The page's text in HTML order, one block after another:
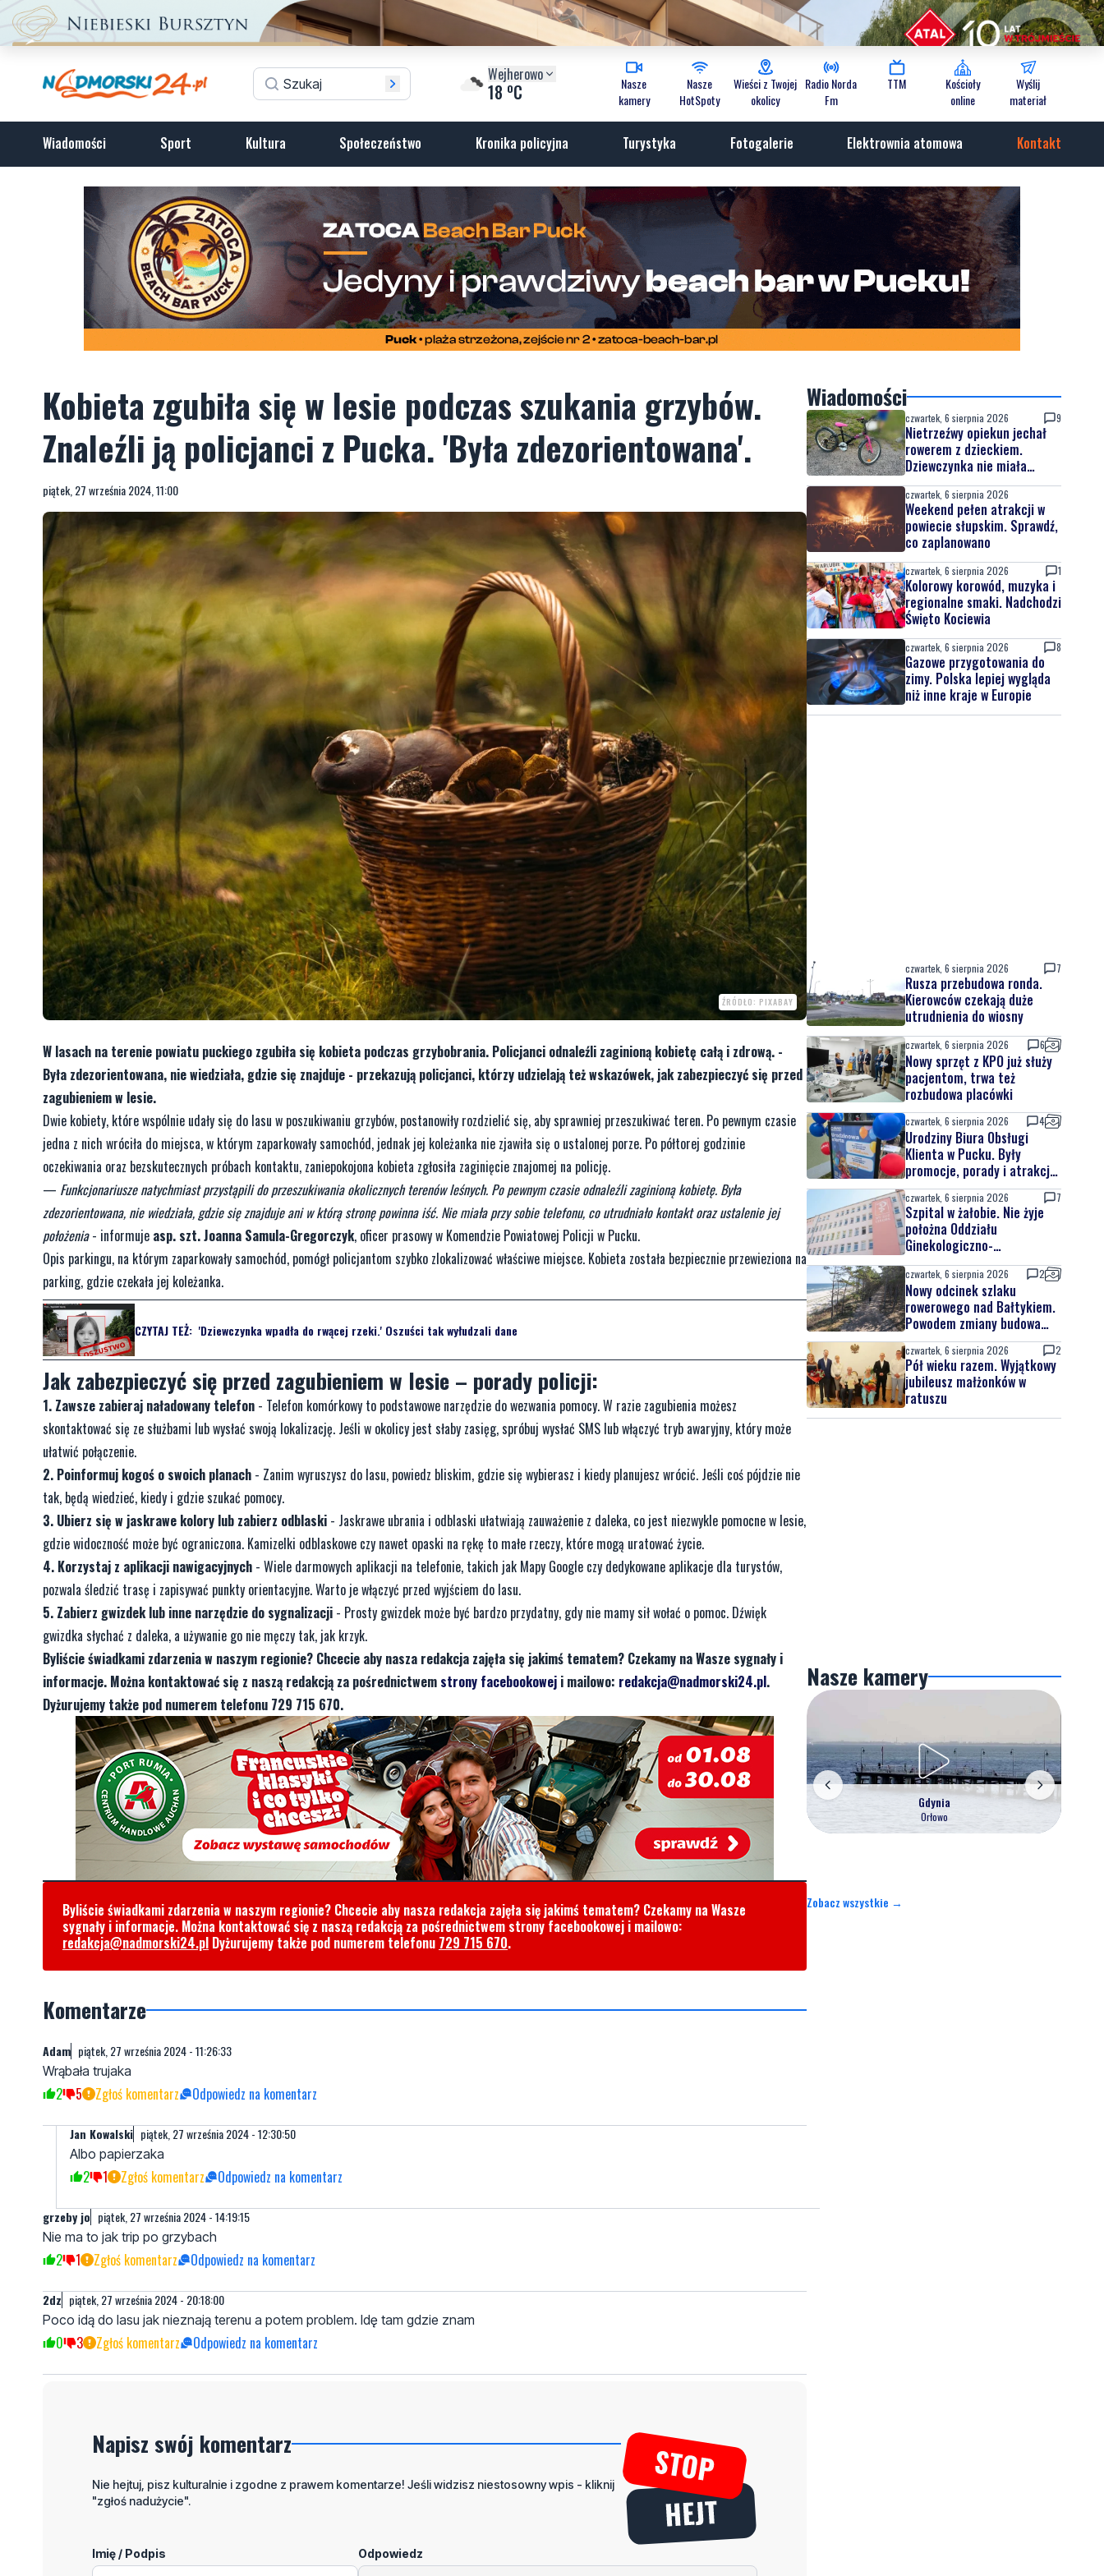
Wejherowo
18 oC
Nasze
kamery
Nasze
HotSpoty
Wieści z Twojej
okolicy
Radio Norda
Fm
TTM
Kościoły
online
Wyślij
materiał
Wiadomości Sport Kultura Społeczeństwo Kronika policyjna Turystyka Fotogalerie Elektrownia atomowa Kontakt
Kobieta zgubiła się w lesie podczas szukania grzybów.
Znaleźli ją policjanci z Pucka. 'Była zdezorientowana'.
piątek, 27 września 2024, 11:00
ŹRÓDŁO: PIXABAY
W lasach na terenie powiatu puckiego zgubiła się kobieta podczas grzybobrania. Policjanci odnaleźli zaginioną kobietę całą i zdrową. -
Była zdezorientowana, nie wiedziała, gdzie się znajduje - przekazują policjanci, którzy udzielają też wskazówek, jak zabezpieczyć się przed
zagubieniem w lesie.
Dwie kobiety, które wspólnie udały się do lasu w poszukiwaniu grzybów, postanowiły rozdzielić się, aby sprawniej przeszukiwać teren. Po pewnym czasie
jedna z nich wróciła do miejsca, w którym zaparkowały samochód, jednak jej koleżanka nie zjawiła się o ustalonej porze. Po półtorej godzinie
oczekiwania oraz bezskutecznych próbach kontaktu, zaniepokojona kobieta zgłosiła zaginięcie znajomej na policję.
— Funkcjonariusze natychmiast przystąpili do przeszukiwania okolicznych terenów leśnych. Po pewnym czasie odnaleźli zaginioną kobietę. Była
zdezorientowana, nie wiedziała, gdzie się znajduje ani w którą stronę powinna iść. Nie miała przy sobie telefonu, co utrudniało kontakt oraz ustalenie jej
położenia- informuje asp. szt. Joanna Samula-Gregorczyk, oficer prasowy w Komendzie Powiatowej Policji w Pucku.
Opis parkingu, na którym zaparkowały samochód, pomógł policjantom szybko zlokalizować właściwe miejsce. Kobieta została bezpiecznie przewieziona na
parking, gdzie czekała jej koleżanka.
CZYTAJ TEŻ: 'Dziewczynka wpadła do rwącej rzeki.' Oszuści tak wyłudzali dane
Jak zabezpieczyć się przed zagubieniem w lesie – porady policji:
1. Zawsze zabieraj naładowany telefon - Telefon komórkowy to podstawowe narzędzie do wezwania pomocy. W razie zagubienia możesz
skontaktować się ze służbami lub wysłać swoją lokalizację. Jeśli w okolicy jest słaby zasięg, spróbuj wysłać SMS lub włączyć tryb awaryjny, który może
ułatwić połączenie.
2. Poinformuj kogoś o swoich planach - Zanim wyruszysz do lasu, powiedz bliskim, gdzie się wybierasz i kiedy planujesz wrócić. Jeśli coś pójdzie nie
tak, będą wiedzieć, kiedy i gdzie szukać pomocy.
3. Ubierz się w jaskrawe kolory lub zabierz odblaski - Jaskrawe ubrania i odblaski ułatwiają zauważenie z daleka, co jest niezwykle pomocne w lesie,
gdzie widoczność może być ograniczona. Kamizelki odblaskowe czy nawet opaski na rękę to małe rzeczy, które mogą uratować życie.
4. Korzystaj z aplikacji nawigacyjnych - Wiele darmowych aplikacji na telefonie, takich jak Mapy Google czy dedykowane aplikacje dla turystów,
pozwala śledzić trasę i zapisywać punkty orientacyjne. Warto je włączyć przed wyjściem do lasu.
5. Zabierz gwizdek lub inne narzędzie do sygnalizacji - Prosty gwizdek może być bardzo przydatny, gdy nie mamy sił wołać o pomoc. Dźwięk
gwizdka słychać z daleka, a używanie go nie męczy tak, jak krzyk.
Byliście świadkami zdarzenia w naszym regionie? Chcecie aby nasza redakcja zajęła się jakimś tematem? Czekamy na Wasze sygnały i
informacje. Można kontaktować się z naszą redakcją za pośrednictwem strony facebookowej i mailowo: redakcja@nadmorski24.pl.
Dyżurujemy także pod numerem telefonu 729 715 670.
Byliście świadkami zdarzenia w naszym regionie? Chcecie aby nasza redakcja zajęła się jakimś tematem? Czekamy na Wasze
sygnały i informacje. Można kontaktować się z naszą redakcją za pośrednictwem strony facebookowej i mailowo:
redakcja@nadmorski24.pl Dyżurujemy także pod numerem telefonu 729 715 670.
Komentarze
Adam piątek, 27 września 2024 - 11:26:33
Wrąbała trujaka
2 5 Zgłoś komentarz Odpowiedz na komentarz
Jan Kowalski piątek, 27 września 2024 - 12:30:50
Albo papierzaka
2 1 Zgłoś komentarz Odpowiedz na komentarz
grzeby jo piątek, 27 września 2024 - 14:19:15
Nie ma to jak trip po grzybach
2 1 Zgłoś komentarz Odpowiedz na komentarz
2dz piątek, 27 września 2024 - 20:18:00
Poco idą do lasu jak nieznają terenu a potem problem. Idę tam gdzie znam
0 3 Zgłoś komentarz Odpowiedz na komentarz
Napisz swój komentarz
Nie hejtuj, pisz kulturalnie i zgodne z prawem komentarze! Jeśli widzisz niestosowny wpis - kliknij
"zgłoś nadużycie".
Imię / Podpis Odpowiedz
Wiadomości
czwartek, 6 sierpnia 2026 9
Nietrzeźwy opiekun jechał
rowerem z dzieckiem.
Dziewczynka nie miała
kasku
czwartek, 6 sierpnia 2026
Weekend pełen atrakcji w
powiecie słupskim. Sprawdź,
co zaplanowano
czwartek, 6 sierpnia 2026 1
Kolorowy korowód, muzyka i
regionalne smaki. Nadchodzi
Święto Kociewia
czwartek, 6 sierpnia 2026 8
Gazowe przygotowania do
zimy. Polska lepiej wygląda
niż inne kraje w Europie
czwartek, 6 sierpnia 2026 7
Rusza przebudowa ronda.
Kierowców czekają duże
utrudnienia do wiosny
czwartek, 6 sierpnia 2026 6
Nowy sprzęt z KPO już służy
pacjentom, trwa też
rozbudowa placówki
czwartek, 6 sierpnia 2026 4
Urodziny Biura Obsługi
Klienta w Pucku. Były
promocje, porady i atrakcje
dla najmłodszych
czwartek, 6 sierpnia 2026 7
Szpital w żałobie. Nie żyje
położna Oddziału
Ginekologiczno-
Położniczego
czwartek, 6 sierpnia 2026 2
Nowy odcinek szlaku
rowerowego nad Bałtykiem.
Powodem zmiany budowa
elektrowni jądrowej
czwartek, 6 sierpnia 2026 2
Pół wieku razem. Wyjątkowy
jubileusz małżonków w
ratuszu
Nasze kamery
Gdynia
Orłowo
Zobacz wszystkie →